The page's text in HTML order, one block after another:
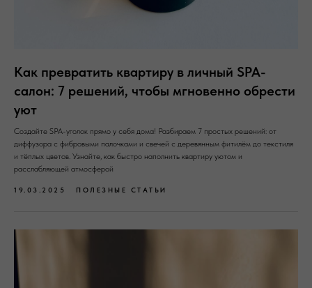
Как превратить квартиру в личный SPA-
салон: 7 решений, чтобы мгновенно обрести
уют
Создайте SPA-уголок прямо у себя дома! Разбираем 7 простых решений: от
диффузора с фибровыми палочками и свечей с деревянным фитилём до текстиля
и тёплых цветов. Узнайте, как быстро наполнить квартиру уютом и
расслабляющей атмосферой
19.03.2025 ПОЛЕЗНЫЕ СТАТЬИ